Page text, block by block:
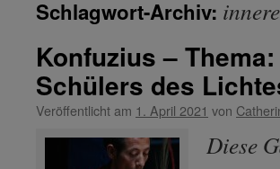
Schlagwort-Archiv:
Konfuzius –
Schülers des
Veröffentlicht am 1. April 2021 von
Diese